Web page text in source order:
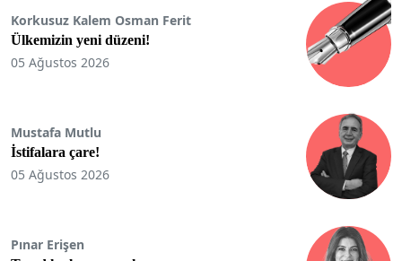
Korkusuz Kalem Osman Ferit
Ülkemizin yeni düzeni!
05 Ağustos 2026
Mustafa Mutlu
İstifalara çare!
05 Ağustos 2026
Pınar Erişen